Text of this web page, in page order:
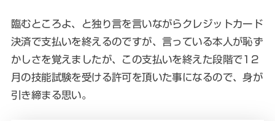
臨むところよ、と独り言を言いながらクレジットカード
決済で支払いを終えるのですが、言っている本人が恥ず
かしさを覚えましたが、この支払いを終えた段階で12
月の技能試験を受ける許可を頂いた事になるので、身が
引き締まる思い。